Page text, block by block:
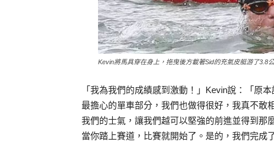
Kevin將馬具穿在身上，拖曳後方載著Sid的充氣皮艇游了3.8
「我為我們的成績感到激動！」Kevin說：「原
最擔心的單車部分，我們也做得很好，我真不敢
我們的士氣，讓我們越可以堅強的前進並得到那
當你踏上賽道，比賽就開始了。是的，我們完成了